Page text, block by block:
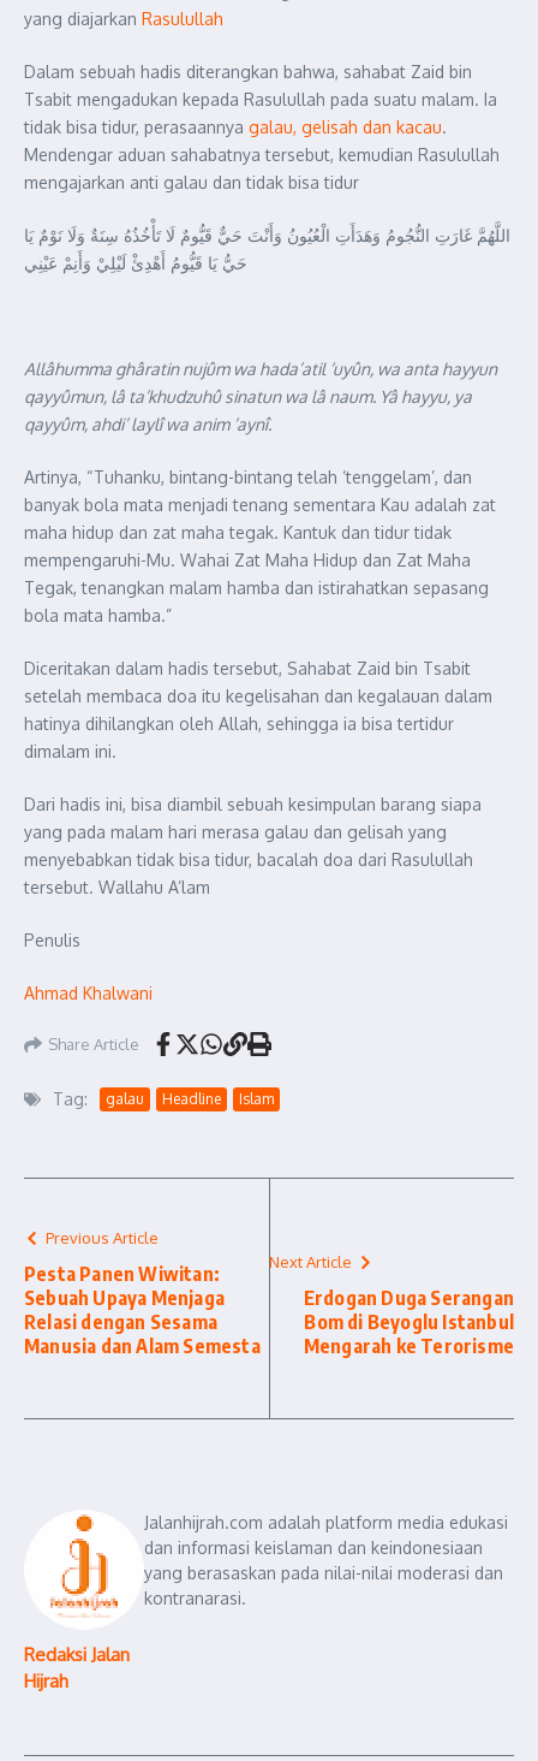
yang diajarkan Rasulullah
Dalam sebuah hadis diterangkan bahwa, sahabat Zaid bin
Tsabit mengadukan kepada Rasulullah pada suatu malam. Ia
tidak bisa tidur, perasaannya galau, gelisah dan kacau.
Mendengar aduan sahabatnya tersebut, kemudian Rasulullah
mengajarkan anti galau dan tidak bisa tidur
اللَّهُمَّ غَارَتِ النُّجُومُ وَهَدَأَتِ الْعُيُونُ وَأَنْتَ حَيٌّ قَيُّومٌ لَا تَأْخُذُهُ سِنَةٌ وَلَا نَوْمٌ يَا
حَيُّ يَا قَيُّومُ أَهْدِئْ لَيْلِيْ وَأَنِمْ عَيْنِي
Allâhumma ghâratin nujûm wa hada’atil ‘uyûn, wa anta hayyun
qayyûmun, lâ ta’khudzuhû sinatun wa lâ naum. Yâ hayyu, ya
qayyûm, ahdi’ laylî wa anim ‘aynî.
Artinya, “Tuhanku, bintang-bintang telah ‘tenggelam’, dan
banyak bola mata menjadi tenang sementara Kau adalah zat
maha hidup dan zat maha tegak. Kantuk dan tidur tidak
mempengaruhi-Mu. Wahai Zat Maha Hidup dan Zat Maha
Tegak, tenangkan malam hamba dan istirahatkan sepasang
bola mata hamba.”
Diceritakan dalam hadis tersebut, Sahabat Zaid bin Tsabit
setelah membaca doa itu kegelisahan dan kegalauan dalam
hatinya dihilangkan oleh Allah, sehingga ia bisa tertidur
dimalam ini.
Dari hadis ini, bisa diambil sebuah kesimpulan barang siapa
yang pada malam hari merasa galau dan gelisah yang
menyebabkan tidak bisa tidur, bacalah doa dari Rasulullah
tersebut. Wallahu A’lam
Penulis
Ahmad Khalwani
Share Article
Tag: galau Headline Islam
Previous Article
Pesta Panen Wiwitan:
Sebuah Upaya Menjaga
Relasi dengan Sesama
Manusia dan Alam Semesta
Next Article
Erdogan Duga Serangan
Bom di Beyoglu Istanbul
Mengarah ke Terorisme
Redaksi Jalan
Hijrah
Jalanhijrah.com adalah platform media edukasi
dan informasi keislaman dan keindonesiaan
yang berasaskan pada nilai-nilai moderasi dan
kontranarasi.